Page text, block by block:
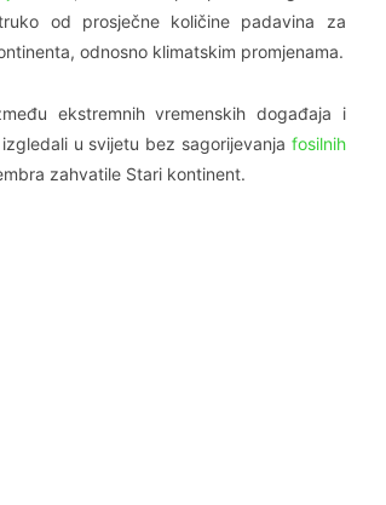
od prosječne količine padavina za
odnosno klimatskim promjenama.
ekstremnih vremenskih događaja i
u svijetu bez sagorijevanja fosilnih
zahvatile Stari kontinent.